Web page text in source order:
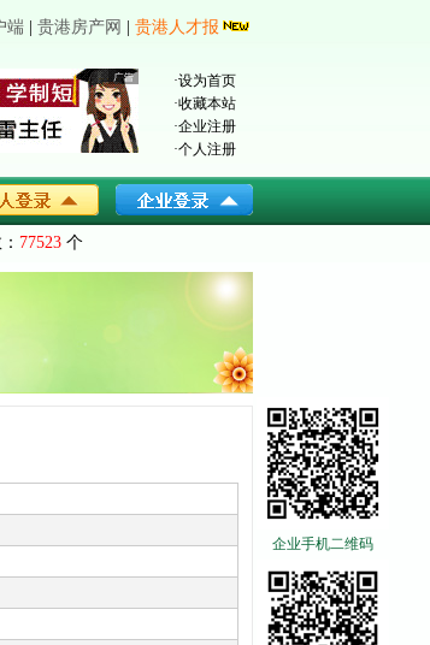
端 贵港房产网 贵港人才报
·设为首页
·收藏本站
·企业注册
·个人注册
77523 个
企业手机二维码